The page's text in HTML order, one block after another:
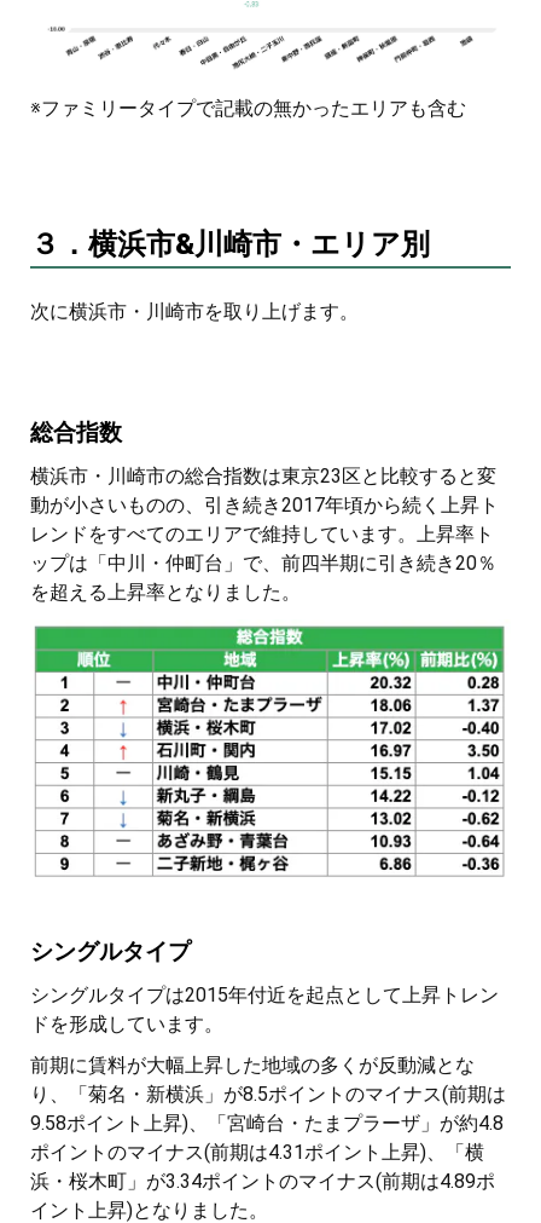
※ファミリータイプで記載の無かったエリアも含む
３．横浜市&川崎市・エリア別
次に横浜市・川崎市を取り上げます。
総合指数
横浜市・川崎市の総合指数は東京23区と比較すると変
動が小さいものの、引き続き2017年頃から続く上昇ト
レンドをすべてのエリアで維持しています。上昇率ト
ップは「中川・仲町台」で、前四半期に引き続き20％
を超える上昇率となりました。
シングルタイプ
シングルタイプは2015年付近を起点として上昇トレン
ドを形成しています。
前期に賃料が大幅上昇した地域の多くが反動減とな
り、「菊名・新横浜」が8.5ポイントのマイナス(前期は
9.58ポイント上昇)、「宮崎台・たまプラーザ」が約4.8
ポイントのマイナス(前期は4.31ポイント上昇)、「横
浜・桜木町」が3.34ポイントのマイナス(前期は4.89ポ
イント上昇)となりました。